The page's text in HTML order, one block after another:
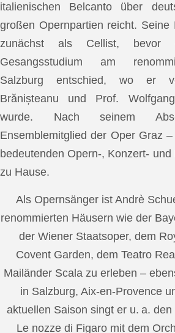
italienischen Belcanto über
großen Opernpartien reicht. Seine
zunächst als Cellist,
Gesangsstudium am
Salzburg entschied, wo er
Brănișteanu und Prof.
wurde. Nach seinem
Ensemblemitglied der Oper Graz
bedeutenden Opern-, Konzert-
zu Hause.
Als Opernsänger ist Andrè
renommierten Häusern wie der
der Wiener Staatsoper, dem
Covent Garden, dem Teatro
Mailänder Scala zu erleben –
in Salzburg, Aix-en-Provence
aktuellen Saison singt er u. a.
Le nozze di Figaro mit dem